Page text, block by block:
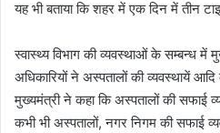
यह भी बताया कि शहर में एक दिन में तीन
स्वास्थ्य विभाग की व्यवस्थाओं के सम्बन्ध में
अधिकारियों ने अस्पतालों की व्यवस्थायें
मुख्यमंत्री ने कहा कि अस्पतालों की सफाई
कभी भी अस्पतालों, नगर निगम की सफाई